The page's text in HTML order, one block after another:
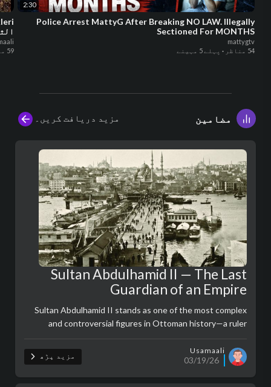
59 مناظر
2:30
Police Arrest MattyG After Breaking NO LAW. Illegally
Sectioned For MONTHS
mattygtv
54 مناظر
· پہلے 5 مہینے
مضامین مزید دریافت کریں۔
Sultan Abdulhamid II — The Last
Guardian of an Empire
Sultan Abdulhamid II stands as one of the most complex
and controversial figures in Ottoman history—a ruler
caught between tradition and modernity, faith and politics,
survival and decline. ..
Usamaali
03/19/26 مزید پڑھ